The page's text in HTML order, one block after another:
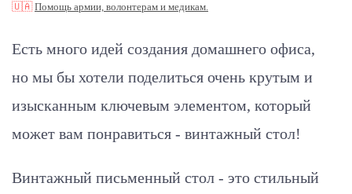
🇺🇦Помощь армии, волонтерам и медикам.
Есть много идей создания домашнего офиса,
но мы бы хотели поделиться очень крутым и
изысканным ключевым элементом, который
может вам понравиться - винтажный стол!
Винтажный письменный стол - это стильный